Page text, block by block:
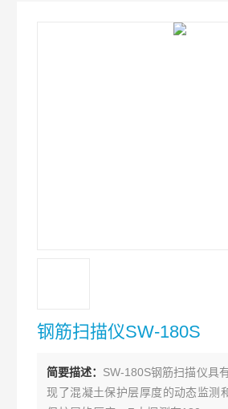
钢筋扫描仪SW-180S
简要描述： SW-180S钢筋扫描仪具
现了混凝土保护层厚度的动态监测